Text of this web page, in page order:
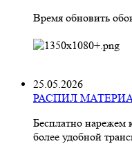
Время обновить
25.05.2026
РАСПИЛ
Бесплатно нарежем
более удобной